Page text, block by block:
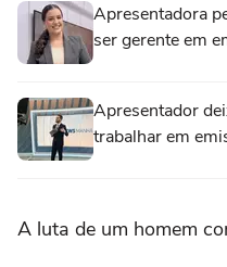
Apresentadora
ser gerente em
Apresentador
trabalhar em
A luta de um homem